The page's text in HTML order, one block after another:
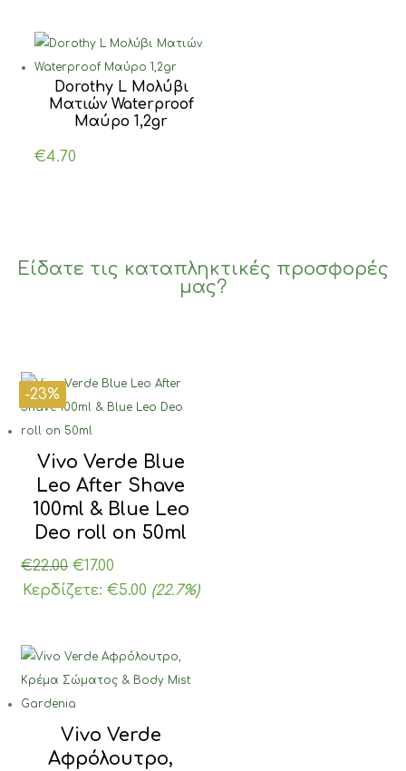
Dorothy L Μολύβι
Ματιών Waterproof
Μαύρο 1,2gr
€4.70
Είδατε τις καταπληκτικές προσφορές
μας?
-23%
Vivo Verde Blue
Leo After Shave
100ml & Blue Leo
Deo roll on 50ml
€22.00 Original
price
€17.00
τρέχουσα
€17.00.
Κερδίζετε: €5.00 (22.7%)
-26%
Vivo Verde
Αφρόλουτρο,
-30%
-23%